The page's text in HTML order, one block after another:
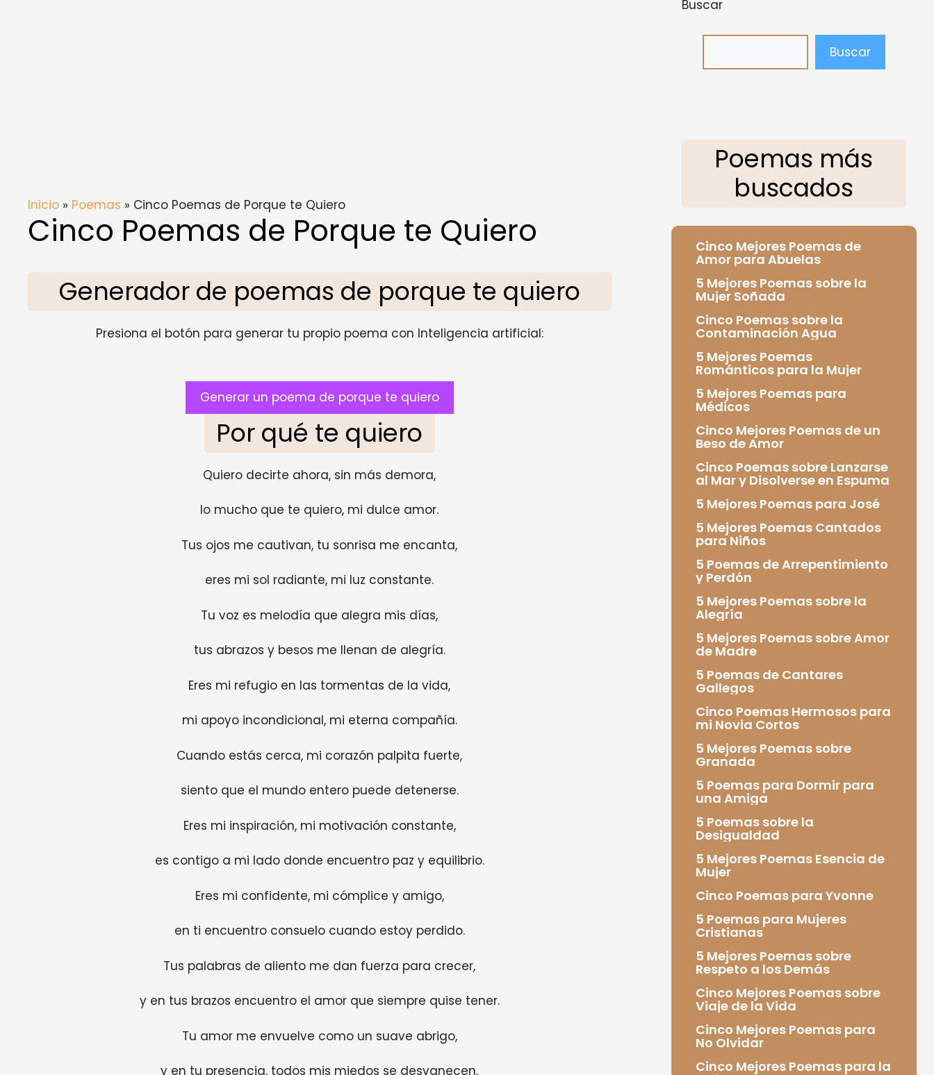
Inicio » Poemas » Cinco Poemas de Porque te Quiero
Cinco Poemas de Porque te Quiero
Generador de poemas de porque te quiero
Presiona el botón para generar tu propio poema con Inteligencia artificial:
Generar un poema de porque te quiero
Por qué te quiero
Quiero decirte ahora, sin más demora,
lo mucho que te quiero, mi dulce amor.
Tus ojos me cautivan, tu sonrisa me encanta,
eres mi sol radiante, mi luz constante.
Tu voz es melodía que alegra mis días,
tus abrazos y besos me llenan de alegría.
Eres mi refugio en las tormentas de la vida,
mi apoyo incondicional, mi eterna compañía.
Cuando estás cerca, mi corazón palpita fuerte,
siento que el mundo entero puede detenerse.
Eres mi inspiración, mi motivación constante,
es contigo a mi lado donde encuentro paz y equilibrio.
Eres mi confidente, mi cómplice y amigo,
en ti encuentro consuelo cuando estoy perdido.
Tus palabras de aliento me dan fuerza para crecer,
y en tus brazos encuentro el amor que siempre quise tener.
Tu amor me envuelve como un suave abrigo,
y en tu presencia, todos mis miedos se desvanecen.
Buscar
Buscar
Poemas más
buscados
Cinco Mejores Poemas de
Amor para Abuelas
5 Mejores Poemas sobre la
Mujer Soñada
Cinco Poemas sobre la
Contaminación Agua
5 Mejores Poemas
Románticos para la Mujer
5 Mejores Poemas para
Médicos
Cinco Mejores Poemas de un
Beso de Amor
Cinco Poemas sobre Lanzarse
al Mar y Disolverse en Espuma
5 Mejores Poemas para José
5 Mejores Poemas Cantados
para Niños
5 Poemas de Arrepentimiento
y Perdón
5 Mejores Poemas sobre la
Alegría
5 Mejores Poemas sobre Amor
de Madre
5 Poemas de Cantares
Gallegos
Cinco Poemas Hermosos para
mi Novia Cortos
5 Mejores Poemas sobre
Granada
5 Poemas para Dormir para
una Amiga
5 Poemas sobre la
Desigualdad
5 Mejores Poemas Esencia de
Mujer
Cinco Poemas para Yvonne
5 Poemas para Mujeres
Cristianas
5 Mejores Poemas sobre
Respeto a los Demás
Cinco Mejores Poemas sobre
Viaje de la Vida
Cinco Mejores Poemas para
No Olvidar
Cinco Mejores Poemas para la